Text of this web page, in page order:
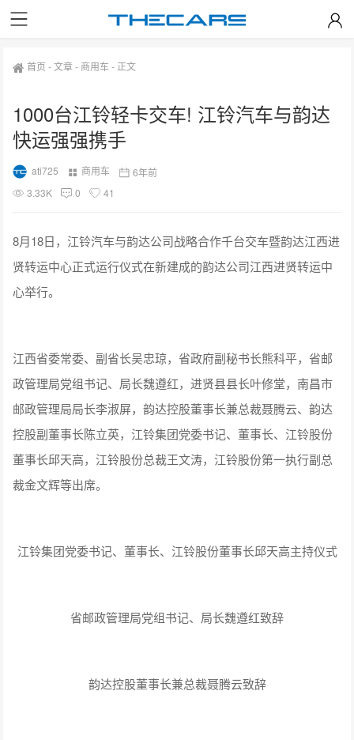
首页 -文章- 商用车- 正文
1000台江铃轻卡交车! 江铃汽车与韵达
快运强强携手
ati725 商用车
6年前
3.33K
0 41
8月18日，江铃汽车与韵达公司战略合作千台交车暨韵达江西进
贤转运中心正式运行仪式在新建成的韵达公司江西进贤转运中
心举行。
江西省委常委、副省长吴忠琼，省政府副秘书长熊科平，省邮
政管理局党组书记、局长魏遵红，进贤县县长叶修堂，南昌市
邮政管理局局长李淑屏，韵达控股董事长兼总裁聂腾云、韵达
控股副董事长陈立英，江铃集团党委书记、董事长、江铃股份
董事长邱天高，江铃股份总裁王文涛，江铃股份第一执行副总
裁金文辉等出席。
江铃集团党委书记、董事长、江铃股份董事长邱天高主持仪式
省邮政管理局党组书记、局长魏遵红致辞
韵达控股董事长兼总裁聂腾云致辞